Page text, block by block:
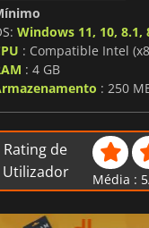
6.75€
Windows 11, 10, 8.1,
: Compatible Intel
: 4 GB
: 250
Rating de
Utilizador
Média : 5